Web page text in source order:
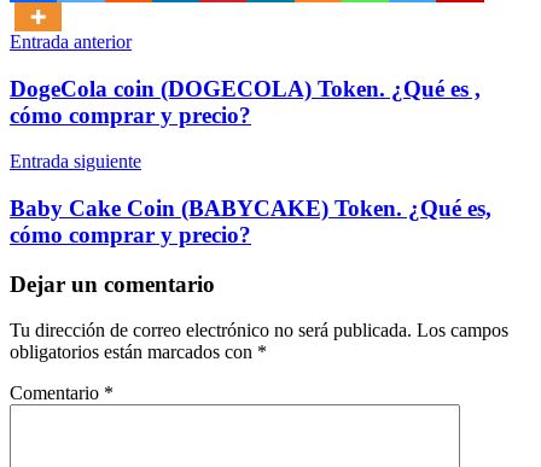
Navegación
de
entradas
Entrada anterior
DogeCola coin (DOGECOLA) Token. ¿Qué es ,
cómo comprar y precio?
Entrada siguiente
Baby Cake Coin (BABYCAKE) Token. ¿Qué es,
cómo comprar y precio?
Dejar un comentario
Tu dirección de correo electrónico no será publicada. Los campos
obligatorios están marcados con *
Comentario *